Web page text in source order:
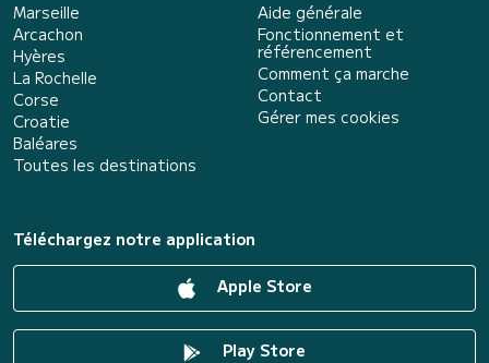
Marseille
Arcachon
Hyères
La Rochelle
Corse
Croatie
Baléares
Toutes les destinations
Aide générale
Fonctionnement et
référencement
Comment ça marche
Contact
Gérer mes cookies
Téléchargez notre application
Apple Store
Play Store